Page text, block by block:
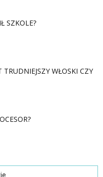
SZKOLE?
TRUDNIEJSZY WŁOSKI CZY